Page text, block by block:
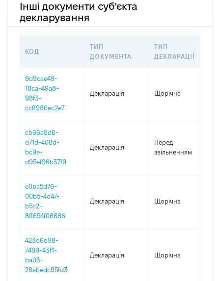
Інші документи суб'єкта
декларування
КОД
ТИП
ДОКУМЕНТА
ТИП
ДЕКЛАРАЦІЇ
9d9cae49-
18ca-49a8-
98f3-
ccff980ec2e7
Декларація Щорічна
cb66a8d8-
d71d-408d-
bc9e-
d95ef96b37f9
Декларація
Перед
звільненням
e0ba5d76-
00b5-4d47-
b5c2-
8ff654f06686
Декларація Щорічна
423d6d98-
7489-43f1-
ba03-
28abedc95fd3
Декларація Щорічна